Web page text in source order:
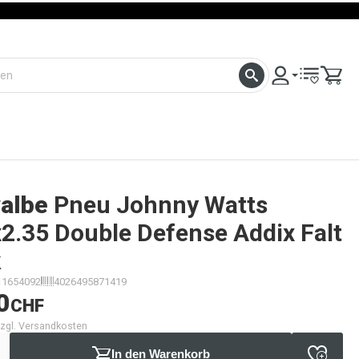
Pneu Johnny Watts
Double Defense Addix Falt
4026495871419
CHF
Versandkosten
In den Warenkorb